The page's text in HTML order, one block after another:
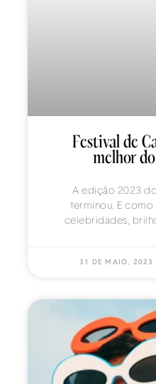
Festival de
melhor
A edição 2023
terminou. E
celebridades,
31 DE MAIO, 2023